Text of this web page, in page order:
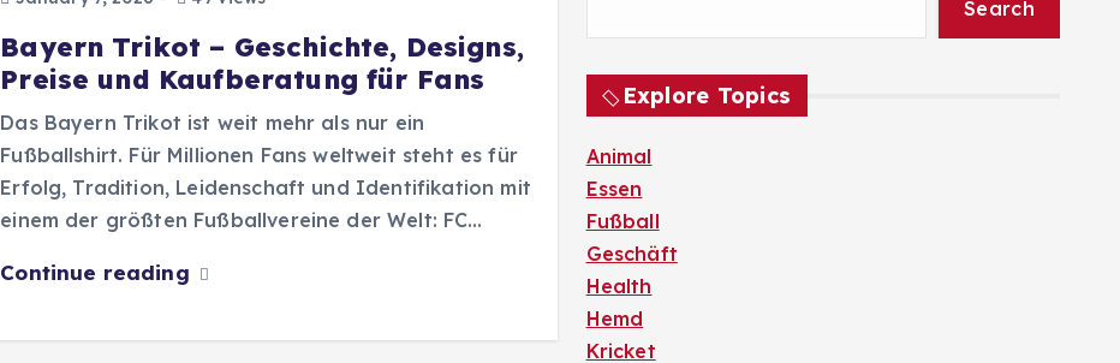
Bayern Trikot – Geschichte, Designs,
Preise und Kaufberatung für Fans
Das Bayern Trikot ist weit mehr als nur ein
Fußballshirt. Für Millionen Fans weltweit steht es für
Erfolg, Tradition, Leidenschaft und Identifikation mit
einem der größten Fußballvereine der Welt: FC…
Continue reading
Search
Explore Topics
Animal
Essen
Fußball
Geschäft
Health
Hemd
Kricket